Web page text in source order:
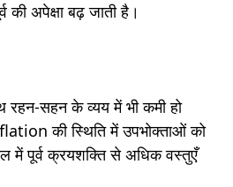
अपेक्षा बढ़ जाती है।
रहन-सहन के व्यय में भी कमी हो
की स्थिति में उपभोक्ताओं को
में पूर्व क्रयशक्ति से अधिक वस्तुएँ